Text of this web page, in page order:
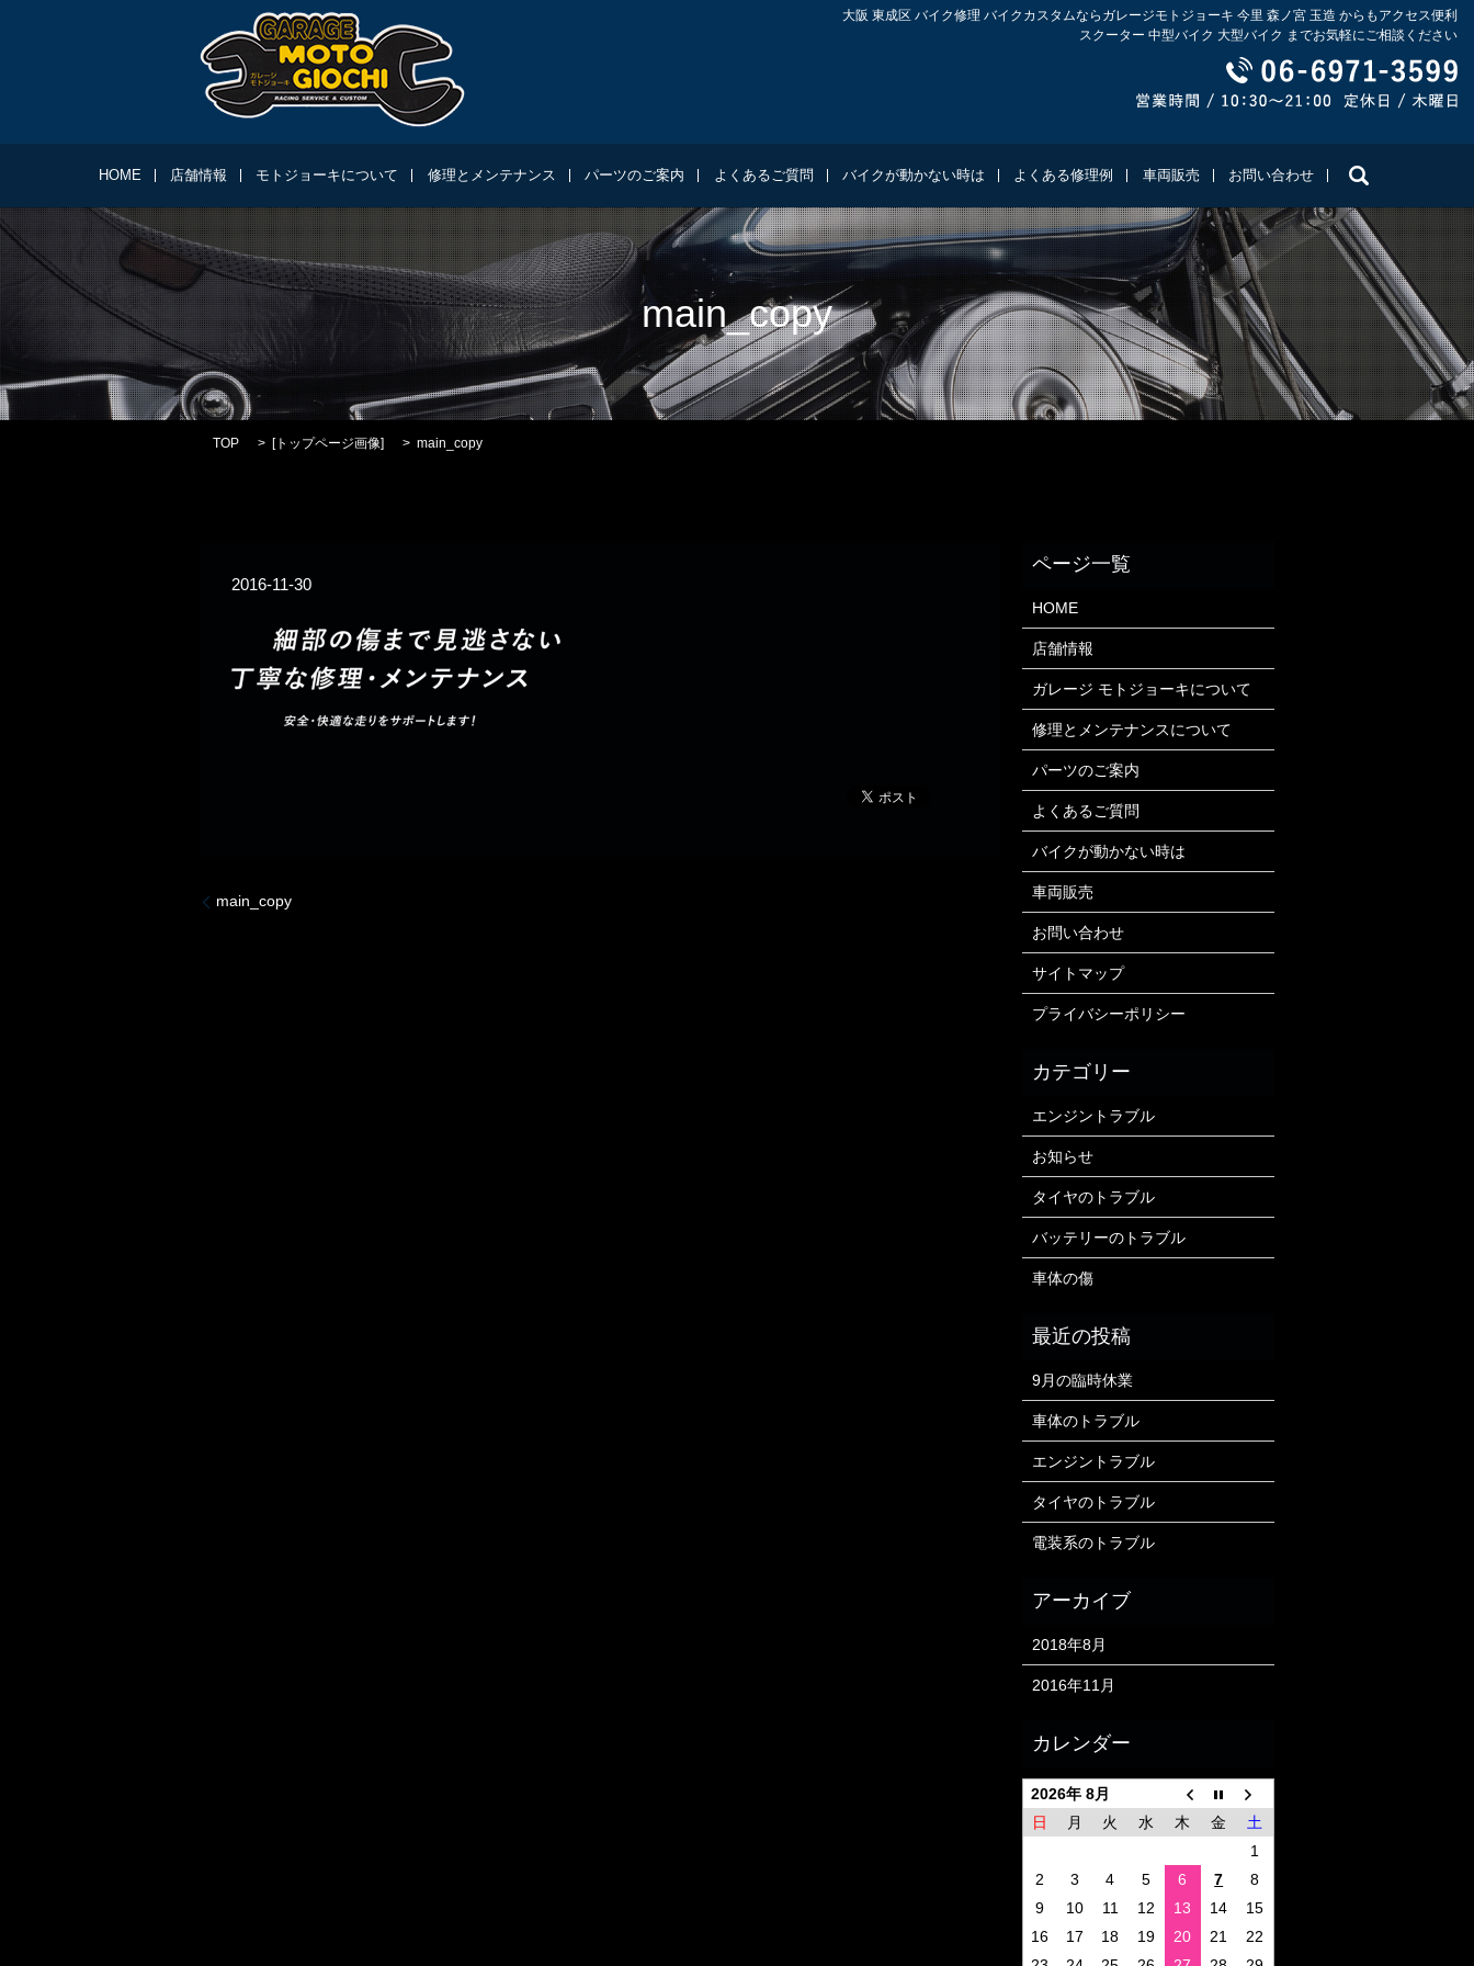
HOME 店舗情報 モトジョーキについて 修理とメンテナンス パーツのご案内 よくあるご質問 バイクが動かない時は よくある修理例 車両販売 お問い合わせ
大阪 東成区 バイク修理 バイクカスタムならガレージモトジョーキ 今里 森ノ宮 玉造 からもアクセス便利
スクーター 中型バイク 大型バイク までお気軽にご相談ください
main_copy
TOP [トップページ画像] main_copy
2016-11-30
main_copy
HOME
店舗情報
ガレージ モトジョーキについて
修理とメンテナンスについて
パーツのご案内
よくあるご質問
バイクが動かない時は
車両販売
お問い合わせ
サイトマップ
プライバシーポリシー
エンジントラブル
お知らせ
タイヤのトラブル
バッテリーのトラブル
車体の傷
9月の臨時休業
車体のトラブル
エンジントラブル
タイヤのトラブル
電装系のトラブル
2018年8月
2016年11月
2026年 8月
日
月 火 水 木 金
土
1
2
3 4 5 6 7
8
9
10 11 12 13 14
15
16
17 18 19 20 21
22